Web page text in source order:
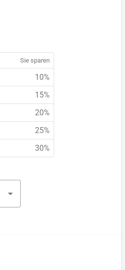
Sie sparen
10%
15%
20%
25%
30%